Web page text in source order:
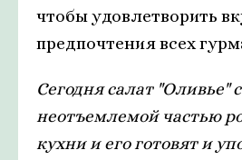
чтобы удовлетворить
предпочтения всех
Сегодня салат "Оливье"
неотъемлемой частью
кухни и его готовят и